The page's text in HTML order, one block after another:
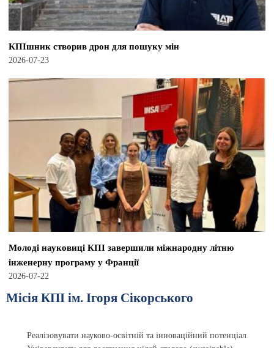
КПІшник створив дрон для пошуку мін
2026-07-23
Молоді науковиці КПІ завершили міжнародну літню
інженерну програму у Франції
2026-07-22
Місія КПІ ім. Ігоря Сікорського
Реалізовувати науково-освітній та інноваційний потенціал